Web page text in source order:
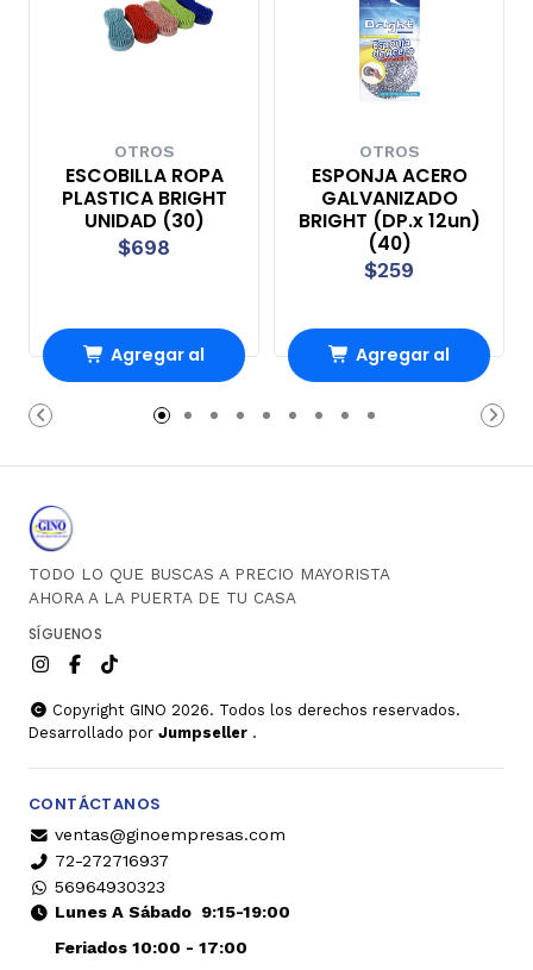
OTROS
ESCOBILLA ROPA
PLASTICA BRIGHT
UNIDAD (30)
$698
Agregar al
Carro
OTROS
ESPONJA ACERO
GALVANIZADO
BRIGHT (DP.x 12un)
(40)
$259
Agregar al
Carro
TODO LO QUE BUSCAS A PRECIO MAYORISTA
AHORA A LA PUERTA DE TU CASA
SÍGUENOS
Copyright GINO 2026. Todos los derechos reservados.
Desarrollado por Jumpseller .
CONTÁCTANOS
ventas@ginoempresas.com
72-272716937
56964930323
Lunes A Sábado9:15-19:00
Feriados 10:00 - 17:00